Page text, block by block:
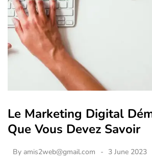
Le Marketing Digital
Que Vous Devez Savoir
By amis2web@gmail.com 3 June 2023